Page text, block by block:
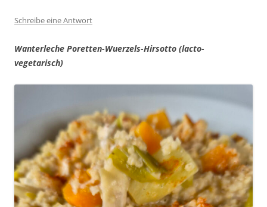
Schreibe eine Antwort
Wanterleche Poretten-Wuerzels-Hirsotto (lacto-
vegetarisch)